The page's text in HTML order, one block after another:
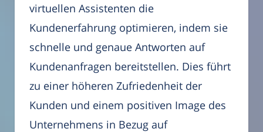
virtuellen Assistenten die
Kundenerfahrung optimieren, indem sie
schnelle und genaue Antworten auf
Kundenanfragen bereitstellen. Dies führt
zu einer höheren Zufriedenheit der
Kunden und einem positiven Image des
Unternehmens in Bezug auf